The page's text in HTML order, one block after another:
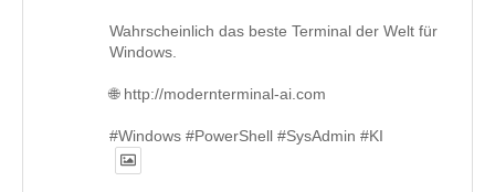
Wahrscheinlich das beste Terminal der Welt für
Windows.
🌐 http://modernterminal-ai.com
#Windows #PowerShell #SysAdmin #KI